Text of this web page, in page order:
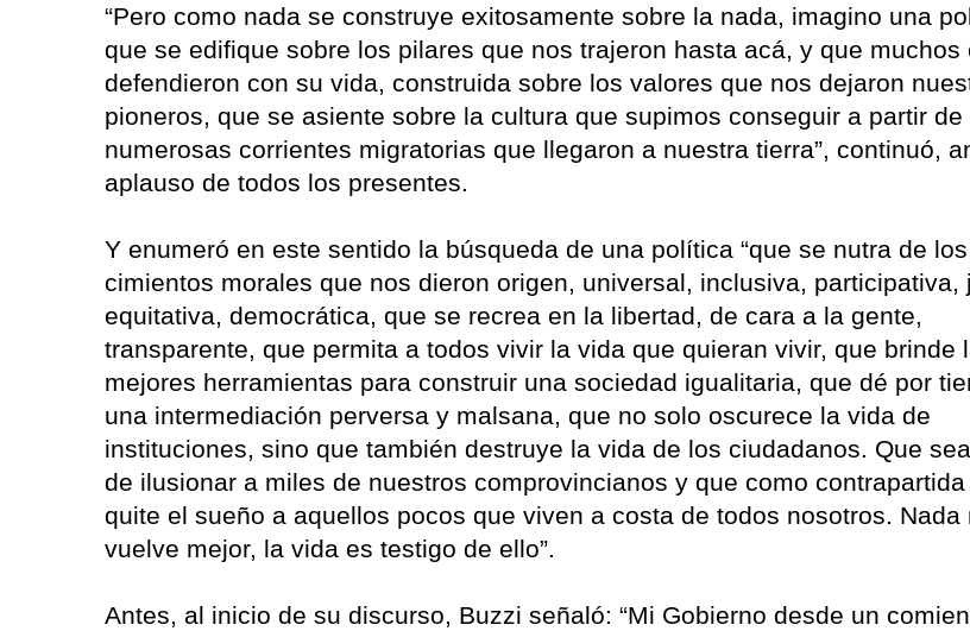
“Pero como nada se construye exitosamente sobre la nada, imagino una
que se edifique sobre los pilares que nos trajeron hasta acá, y que muchos
defendieron con su vida, construida sobre los valores que nos dejaron
pioneros, que se asiente sobre la cultura que supimos conseguir a partir de
numerosas corrientes migratorias que llegaron a nuestra tierra”, continuó,
aplauso de todos los presentes.
Y enumeró en este sentido la búsqueda de una política “que se nutra de los
cimientos morales que nos dieron origen, universal, inclusiva, participativa,
equitativa, democrática, que se recrea en la libertad, de cara a la gente,
transparente, que permita a todos vivir la vida que quieran vivir, que brinde
mejores herramientas para construir una sociedad igualitaria, que dé por
una intermediación perversa y malsana, que no solo oscurece la vida de
instituciones, sino que también destruye la vida de los ciudadanos. Que
de ilusionar a miles de nuestros comprovincianos y que como contrapartida
quite el sueño a aquellos pocos que viven a costa de todos nosotros. Nada
vuelve mejor, la vida es testigo de ello”.
Antes, al inicio de su discurso, Buzzi señaló: “Mi Gobierno desde un